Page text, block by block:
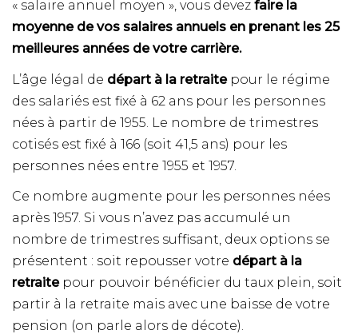
« salaire annuel moyen », vous devez faire la
moyenne de vos salaires annuels en prenant les 25
meilleures années de votre carrière.
L’âge légal de départ à la retraite pour le régime
des salariés est fixé à 62 ans pour les personnes
nées à partir de 1955. Le nombre de trimestres
cotisés est fixé à 166 (soit 41,5 ans) pour les
personnes nées entre 1955 et 1957.
Ce nombre augmente pour les personnes nées
après 1957. Si vous n’avez pas accumulé un
nombre de trimestres suffisant, deux options se
présentent : soit repousser votre départ à la
retraite pour pouvoir bénéficier du taux plein, soit
partir à la retraite mais avec une baisse de votre
pension (on parle alors de décote).